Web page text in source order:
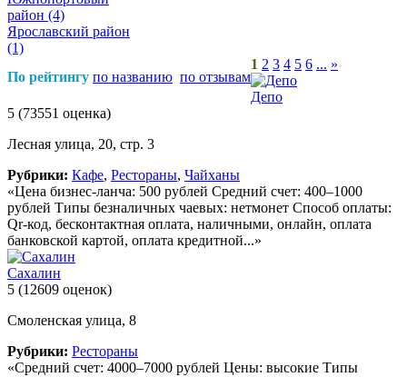
район (4)
Ярославский район
(1)
По рейтингу по названию по отзывам
1 2 3 4 5 6 ... »
Депо
5 (73551 оценка)
Лесная улица, 20, стр. 3
Рубрики: Кафе, Рестораны, Чайханы
«Цена бизнес-ланча: 500 рублей Средний счет: 400–1000
рублей Типы безналичных чаевых: нетмонет Способ оплаты:
Qr-код, бесконтактная оплата, наличными, онлайн, оплата
банковской картой, оплата кредитной...»
Сахалин
5 (12609 оценок)
Смоленская улица, 8
Рубрики: Рестораны
«Средний счет: 4000–7000 рублей Цены: высокие Типы